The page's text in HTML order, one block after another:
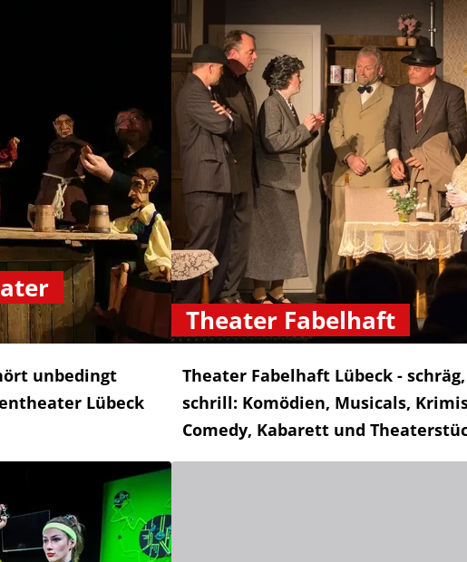
unbedingt
Lübeck
Theater Fabelhaft
Theater Fabelhaft Lübeck -
schrill: Komödien, Musicals,
Comedy, Kabarett und